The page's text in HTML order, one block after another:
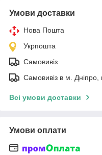
Умови доставки
Нова Пошта
Укрпошта
Самовивіз
Самовивіз в м.
Всі умови доставки
Умови оплати